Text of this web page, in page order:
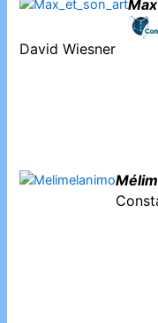
David Wiesner